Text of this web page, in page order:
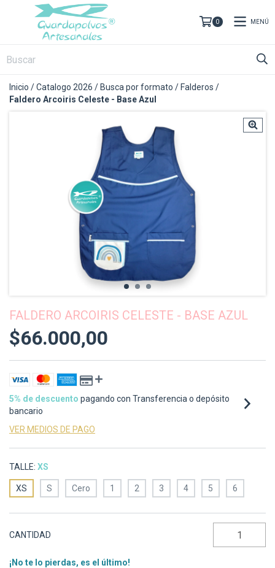
0 MENÚ
Inicio /Catalogo 2026 / Busca por formato / Falderos /
Faldero Arcoiris Celeste - Base Azul
FALDERO ARCOIRIS CELESTE - BASE AZUL
$66.000,00
5% de descuento pagando con Transferencia o depósito
bancario
VER MEDIOS DE PAGO
TALLE: XS
XS S Cero 1 2 3 4 5 6
CANTIDAD
¡No te lo pierdas, es el último!